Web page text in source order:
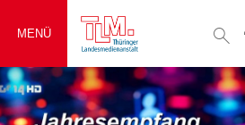
MENÜ